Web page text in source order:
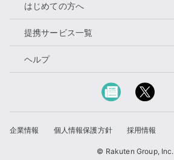
はじめての方へ
提携サービス一覧
ヘルプ
企業情報 個人情報保護方針 採用情報
© Rakuten Group, Inc.